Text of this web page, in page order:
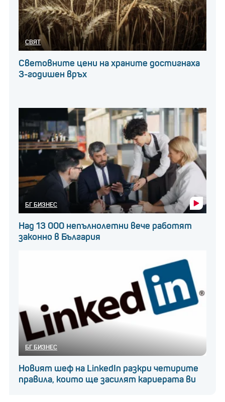
СВЯТ
Световните цени на храните достигнаха
3-годишен връх
БГ БИЗНЕС
Над 13 000 непълнолетни вече работят
законно в България
БГ БИЗНЕС
Новият шеф на LinkedIn разкри четирите
правила, които ще засилят кариерата ви